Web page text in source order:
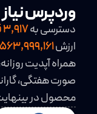
وردپرس نیاز
دسترسی به3,917
ارزش42,563,999,161
همراه آپدیت
صورت هفتگی،
محصول در